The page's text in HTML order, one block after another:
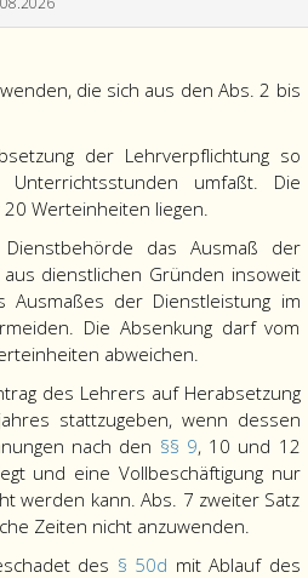
die sich aus den Abs. 2 bis
der Lehrverpflichtung so
umfaßt. Die
Werteinheiten liegen.
das Ausmaß der
dienstlichen Gründen insoweit
der Dienstleistung im
Die Absenkung darf vom
abweichen.
des Lehrers auf Herabsetzung
stattzugeben, wenn dessen
nach den §§ 9, 10 und 12
und eine Vollbeschäftigung nur
werden kann. Abs. 7 zweiter Satz
Zeiten nicht anzuwenden.
des § 50d mit Ablauf des